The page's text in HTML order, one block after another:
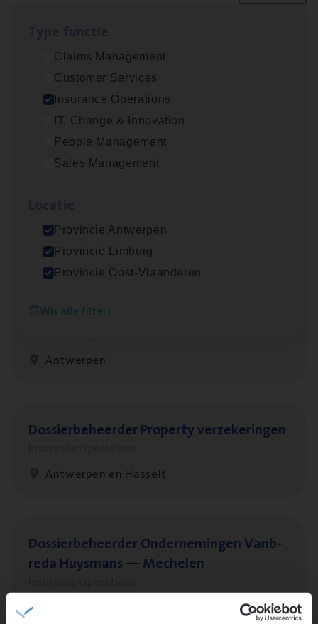
Claims Management
Customer Services
Insurance Operations
IT, Change & Innovation
People Management
Sales Management
Provincie Antwerpen
Provincie Limburg
Provincie Oost-Vlaanderen
Wis alle filters
Dos­sier­be­heer­der ver­ze­ke­rin­gen — Soci­al
Pro­fit en Public
Insurance Operations
Antwerpen
Insurance Operations
Beveren
Client Exe­cu­ti­ve Marine
Antwerpen
Dos­sier­be­heer­der Pro­per­ty verzekeringen
Antwerpen en Hasselt
Dos­sier­be­heer­der Onder­ne­min­gen Van­b­
re­da Huys­mans — Mechelen